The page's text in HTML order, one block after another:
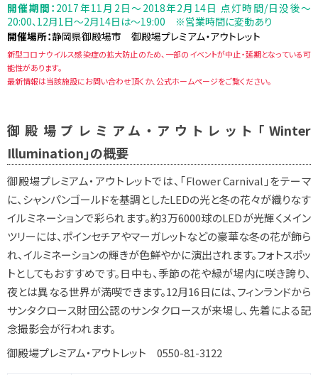
開催期間： 2017年11月2日～2018年2月14日 点灯時間/日没後～
20:00、12月1日～2月14日は～19:00 ※営業時間に変動あり
開催場所：静岡県御殿場市 御殿場プレミアム・アウトレット
新型コロナウイルス感染症の拡大防止のため、一部のイベントが中止・延期となっている可
能性があります。
最新情報は当該施設にお問い合わせ頂くか、公式ホームページをご覧ください。
御殿場プレミアム・アウトレット「Winter
Illumination」の概要
御殿場プレミアム・アウトレットでは、「Flower Carnival」をテーマ
に、シャンパンゴールドを基調としたLEDの光と冬の花々が織りなす
イルミネーションで彩られます。約3万6000球のLEDが光輝くメイン
ツリーには、ポインセチアやマーガレットなどの豪華な冬の花が飾ら
れ、イルミネーションの輝きが色鮮やかに演出されます。フォトスポッ
トとしてもおすすめです。日中も、季節の花や緑が場内に咲き誇り、
夜とは異なる世界が満喫できます。12月16日には、フィンランドから
サンタクロース財団公認のサンタクロースが来場し、先着による記
念撮影会が行われます。
御殿場プレミアム・アウトレット 0550-81-3122